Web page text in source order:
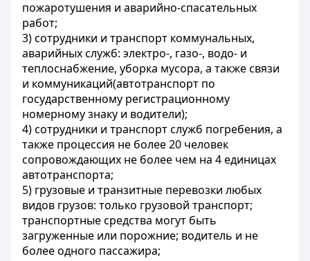
пожаротушения и аварийно-спасательных
работ;
3) сотрудники и транспорт коммунальных,
аварийных служб: электро-, газо-, водо- и
теплоснабжение, уборка мусора, а также связи
и коммуникаций(автотранспорт по
государственному регистрационному
номерному знаку и водители);
4) сотрудники и транспорт служб погребения, а
также процессия не более 20 человек
сопровождающих не более чем на 4 единицах
автотранспорта;
5) грузовые и транзитные перевозки любых
видов грузов: только грузовой транспорт;
транспортные средства могут быть
загруженные или порожние; водитель и не
более одного пассажира;